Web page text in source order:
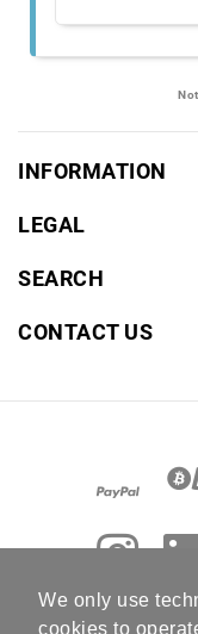
We only use
cookies to
INFORMATION
LEGAL
SEARCH
CONTACT US